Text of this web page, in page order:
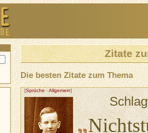
Zitate
Die besten Zitate zum Thema
[Sprüche -Allgemein]
„